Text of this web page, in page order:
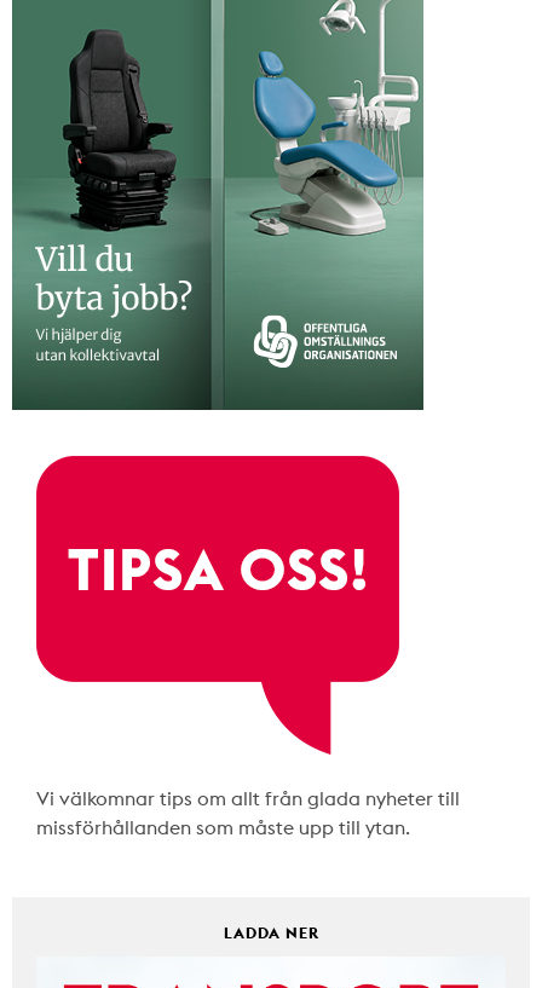
Vi välkomnar tips om allt från glada nyheter till
missförhållanden som måste upp till ytan.
LADDA NER